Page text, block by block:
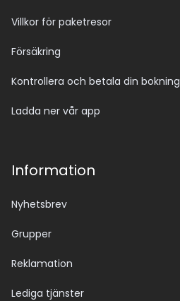
Villkor för paketresor
Försäkring
Kontrollera och betala din bokning
Ladda ner vår app
Information
Nyhetsbrev
Grupper
Reklamation
Lediga tjänster